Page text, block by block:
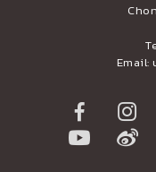
Email: